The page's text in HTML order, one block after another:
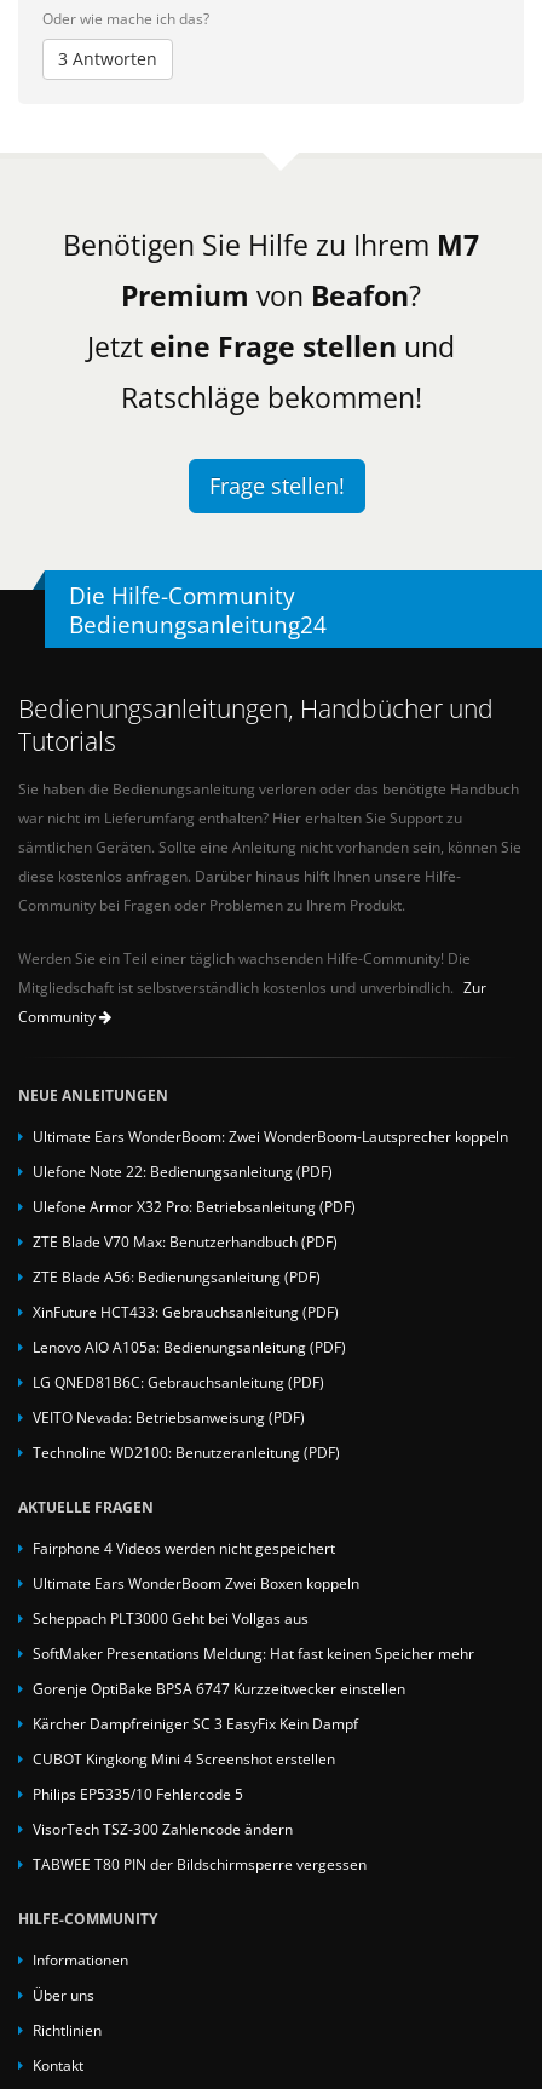
Oder wie mache ich das?
3 Antworten
Benötigen Sie Hilfe zu Ihrem M7
Premium von Beafon?
Jetzt eine Frage stellen und
Ratschläge bekommen!
Frage stellen!
Die Hilfe-Community
Bedienungsanleitung24
Bedienungsanleitungen, Handbücher und
Tutorials
Sie haben die Bedienungsanleitung verloren oder das benötigte Handbuch
war nicht im Lieferumfang enthalten? Hier erhalten Sie Support zu
sämtlichen Geräten. Sollte eine Anleitung nicht vorhanden sein, können Sie
diese kostenlos anfragen. Darüber hinaus hilft Ihnen unsere Hilfe-
Community bei Fragen oder Problemen zu Ihrem Produkt.
Werden Sie ein Teil einer täglich wachsenden Hilfe-Community! Die
Mitgliedschaft ist selbstverständlich kostenlos und unverbindlich. Zur
Community
NEUE ANLEITUNGEN
Ultimate Ears WonderBoom: Zwei WonderBoom-Lautsprecher koppeln
Ulefone Note 22: Bedienungsanleitung (PDF)
Ulefone Armor X32 Pro: Betriebsanleitung (PDF)
ZTE Blade V70 Max: Benutzerhandbuch (PDF)
ZTE Blade A56: Bedienungsanleitung (PDF)
XinFuture HCT433: Gebrauchsanleitung (PDF)
Lenovo AIO A105a: Bedienungsanleitung (PDF)
LG QNED81B6C: Gebrauchsanleitung (PDF)
VEITO Nevada: Betriebsanweisung (PDF)
Technoline WD2100: Benutzeranleitung (PDF)
AKTUELLE FRAGEN
Fairphone 4 Videos werden nicht gespeichert
Ultimate Ears WonderBoom Zwei Boxen koppeln
Scheppach PLT3000 Geht bei Vollgas aus
SoftMaker Presentations Meldung: Hat fast keinen Speicher mehr
Gorenje OptiBake BPSA 6747 Kurzzeitwecker einstellen
Kärcher Dampfreiniger SC 3 EasyFix Kein Dampf
CUBOT Kingkong Mini 4 Screenshot erstellen
Philips EP5335/10 Fehlercode 5
VisorTech TSZ-300 Zahlencode ändern
TABWEE T80 PIN der Bildschirmsperre vergessen
HILFE-COMMUNITY
Informationen
Über uns
Richtlinien
Kontakt